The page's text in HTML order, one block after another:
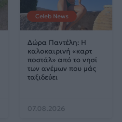
Celeb News
Δώρα Παντέλη: Η
καλοκαιρινή «καρτ
ποστάλ» από το νησί
των ανέμων που μάς
ταξιδεύει
07.08.2026